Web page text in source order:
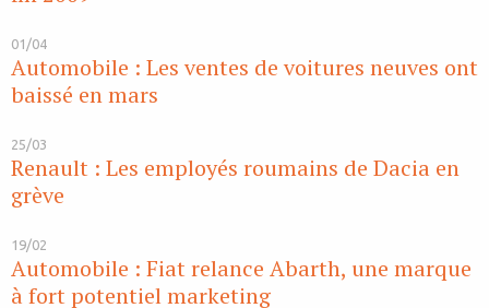
01/04
Automobile : Les ventes de voitures neuves ont
baissé en mars
25/03
Renault : Les employés roumains de Dacia en
grève
19/02
Automobile : Fiat relance Abarth, une marque
à fort potentiel marketing